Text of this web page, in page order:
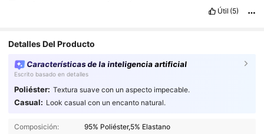
Útil (5)
Detalles Del Producto
Características de la inteligencia artificial
Escrito basado en detalles
Poliéster: Textura suave con un aspecto impecable.
Casual: Look casual con un encanto natural.
Composición: 95% Poliéster,5% Elastano
4,87 1.1M Seguidores
4,87 1.1M Seguidores